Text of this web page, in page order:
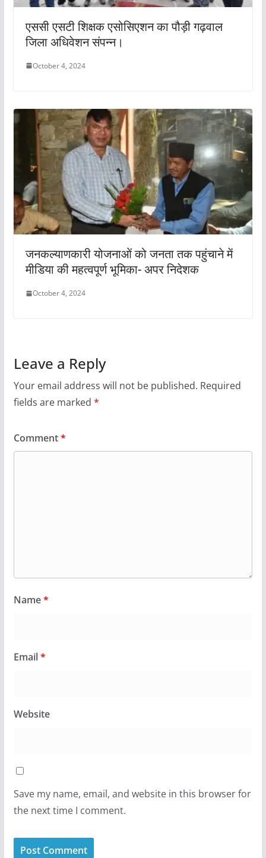
एससी एसटी शिक्षक एसोसिएशन का पौड़ी गढ़वाल
जिला अधिवेशन संपन्न।
October 4, 2024
जनकल्याणकारी योजनाओं को जनता तक पहुंचाने में
मीडिया की महत्वपूर्ण भूमिका- अपर निदेशक
October 4, 2024
Leave a Reply
Your email address will not be published. Required
fields are marked *
Comment*
Name*
Email*
Website
Save my name, email, and website in this browser for
the next time I comment.